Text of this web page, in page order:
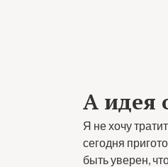
А идея
Я не хочу
сегодня
быть уверен,